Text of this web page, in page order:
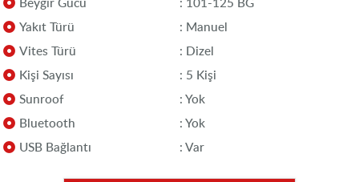
Yakıt Türü
: Manuel
Vites Türü
: Dizel
Kişi Sayısı
: 5 Kişi
Sunroof
: Yok
Bluetooth
: Yok
USB Bağlantı
: Var